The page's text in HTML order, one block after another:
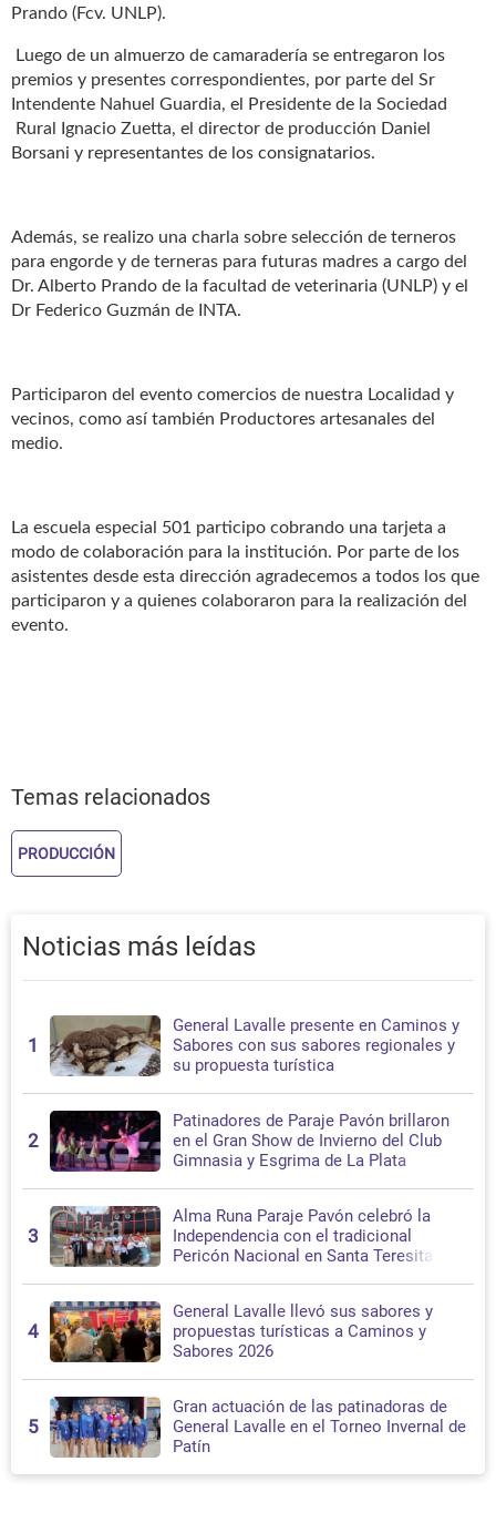
Prando (Fcv. UNLP).
Luego de un almuerzo de camaradería se entregaron los
premios y presentes correspondientes, por parte del Sr
Intendente Nahuel Guardia, el Presidente de la Sociedad
Rural Ignacio Zuetta, el director de producción Daniel
Borsani y representantes de los consignatarios.
Además, se realizo una charla sobre selección de terneros
para engorde y de terneras para futuras madres a cargo del
Dr. Alberto Prando de la facultad de veterinaria (UNLP) y el
Dr Federico Guzmán de INTA.
Participaron del evento comercios de nuestra Localidad y
vecinos, como así también Productores artesanales del
medio.
La escuela especial 501 participo cobrando una tarjeta a
modo de colaboración para la institución. Por parte de los
asistentes desde esta dirección agradecemos a todos los que
participaron y a quienes colaboraron para la realización del
evento.
Temas relacionados
PRODUCCIÓN
Noticias más leídas
1
General Lavalle presente en Caminos y
Sabores con sus sabores regionales y
su propuesta turística
2
Patinadores de Paraje Pavón brillaron
en el Gran Show de Invierno del Club
Gimnasia y Esgrima de La Plata
3
Alma Runa Paraje Pavón celebró la
Independencia con el tradicional
Pericón Nacional en Santa Teresita
4
General Lavalle llevó sus sabores y
propuestas turísticas a Caminos y
Sabores 2026
5
Gran actuación de las patinadoras de
General Lavalle en el Torneo Invernal de
Patín